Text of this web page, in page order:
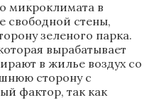
микроклимата в
свободной стены,
зеленого парка.
вырабатывает
в жилье воздух со
сторону с
фактор, так как